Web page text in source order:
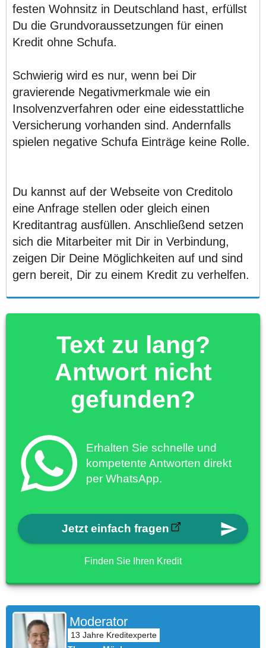
festen Wohnsitz in Deutschland hast, erfüllst
Du die Grundvoraussetzungen für einen
Kredit ohne Schufa.
Schwierig wird es nur, wenn bei Dir
gravierende Negativmerkmale wie ein
Insolvenzverfahren oder eine eidesstattliche
Versicherung vorhanden sind. Andernfalls
spielen negative Schufa Einträge keine Rolle.
Du kannst auf der Webseite von Creditolo
eine Anfrage stellen oder gleich einen
Kreditantrag ausfüllen. Anschließend setzen
sich die Mitarbeiter mit Dir in Verbindung,
zeigen Dir Deine Möglichkeiten auf und sind
gern bereit, Dir zu einem Kredit zu verhelfen.
Text zu lang?
Antwort nicht
gefunden?
Erhalten Sie schnelle und
kompetente Antworten direkt
per WhatsApp.
Jetzt einfach fragen
Finden Sie Ihren Kredit
Moderator